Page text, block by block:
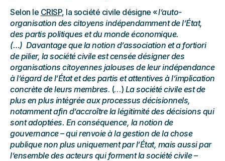
Selon le CRISP, la société civile désigne «l’auto-
organisation des citoyens indépendamment de l’État,
des partis politiques et du monde économique.
(…) Davantage que la notion d’association et a fortiori
de pilier, la société civile est censée désigner des
organisations citoyennes jalouses de leur indépendance
à l’égard de l’État et des partis et attentives à l’implication
concrète de leurs membres. (…) La société civile est de
plus en plus intégrée aux processus décisionnels,
notamment afin d’accroître la légitimité des décisions qui
sont adoptées. En conséquence, la notion de
gouvernance – qui renvoie à la gestion de la chose
publique non plus uniquement par l’État, mais aussi par
l’ensemble des acteurs qui forment la société civile –